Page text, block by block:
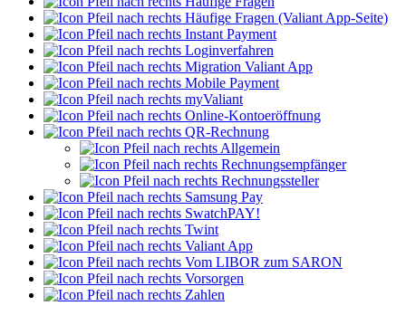
Häufige Fragen (Valiant App-Seite)
Instant Payment
Loginverfahren
Migration Valiant App
Mobile Payment
myValiant
Online-Kontoeröffnung
QR-Rechnung
Allgemein
Rechnungsempfänger
Rechnungssteller
Samsung Pay
SwatchPAY!
Twint
Valiant App
Vom LIBOR zum SARON
Vorsorgen
Zahlen